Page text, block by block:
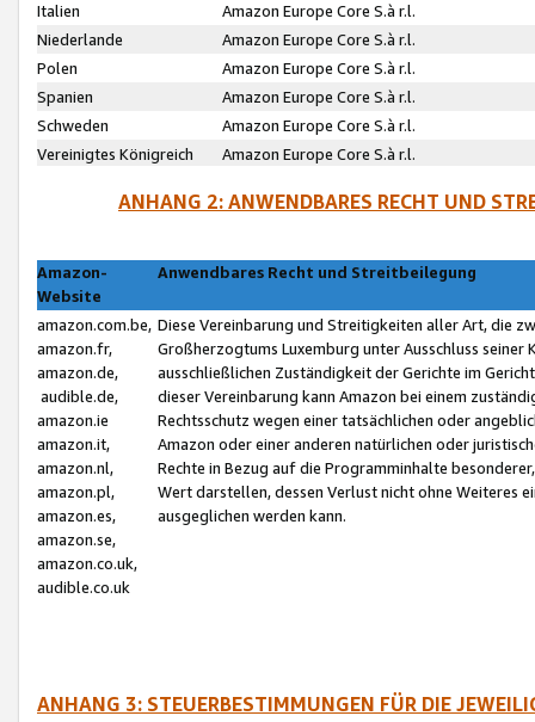
Italien
Amazon Europe Core S.à r.l.
Niederlande
Amazon Europe Core S.à r.l.
Polen
Amazon Europe Core S.à r.l.
Spanien
Amazon Europe Core S.à r.l.
Schweden
Amazon Europe Core S.à r.l.
Vereinigtes Königreich
Amazon Europe Core S.à r.l.
ANHANG 2: ANWENDBARES RECHT UND
Amazon-
Website
Anwendbares Recht und Streitbeilegung
amazon.com.be,
amazon.fr,
amazon.de,
audible.de,
amazon.ie
amazon.it,
amazon.nl,
amazon.pl,
amazon.es,
amazon.se,
amazon.co.uk,
audible.co.uk
Diese Vereinbarung und Streitigkeiten aller Art, die
Großherzogtums Luxemburg unter Ausschluss
ausschließlichen Zuständigkeit der Gerichte im
dieser Vereinbarung kann Amazon bei einem
Rechtsschutz wegen einer tatsächlichen oder
Amazon oder einer anderen natürlichen oder
Rechte in Bezug auf die Programminhalte
Wert darstellen, dessen Verlust nicht ohne Weiteres
ausgeglichen werden kann.
ANHANG 3: STEUERBESTIMMUNGEN FÜR DIE